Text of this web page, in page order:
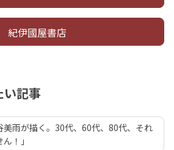
紀伊國屋書店
い記事
美雨が描く。30代、60代、80代、それ
！」